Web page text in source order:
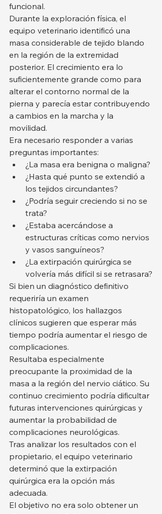
funcional.
Durante la exploración física, el
equipo veterinario identificó una
masa considerable de tejido blando
en la región de la extremidad
posterior. El crecimiento era lo
suficientemente grande como para
alterar el contorno normal de la
pierna y parecía estar contribuyendo
a cambios en la marcha y la
movilidad.
Era necesario responder a varias
preguntas importantes:
¿La masa era benigna o maligna?
¿Hasta qué punto se extendió a
los tejidos circundantes?
¿Podría seguir creciendo si no se
trata?
¿Estaba acercándose a
estructuras críticas como nervios
y vasos sanguíneos?
¿La extirpación quirúrgica se
volvería más difícil si se retrasara?
Si bien un diagnóstico definitivo
requeriría un examen
histopatológico, los hallazgos
clínicos sugieren que esperar más
tiempo podría aumentar el riesgo de
complicaciones.
Resultaba especialmente
preocupante la proximidad de la
masa a la región del nervio ciático. Su
continuo crecimiento podría dificultar
futuras intervenciones quirúrgicas y
aumentar la probabilidad de
complicaciones neurológicas.
Tras analizar los resultados con el
propietario, el equipo veterinario
determinó que la extirpación
quirúrgica era la opción más
adecuada.
El objetivo no era solo obtener un